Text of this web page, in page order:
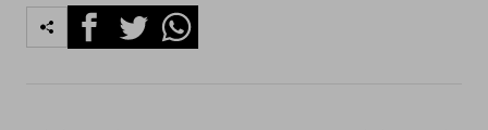
FacebookTwitterWhatsapp